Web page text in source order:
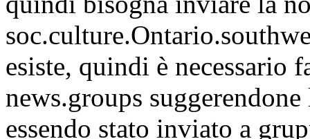
esiste, quindi è necessario
news.groups
essendo stato inviato a